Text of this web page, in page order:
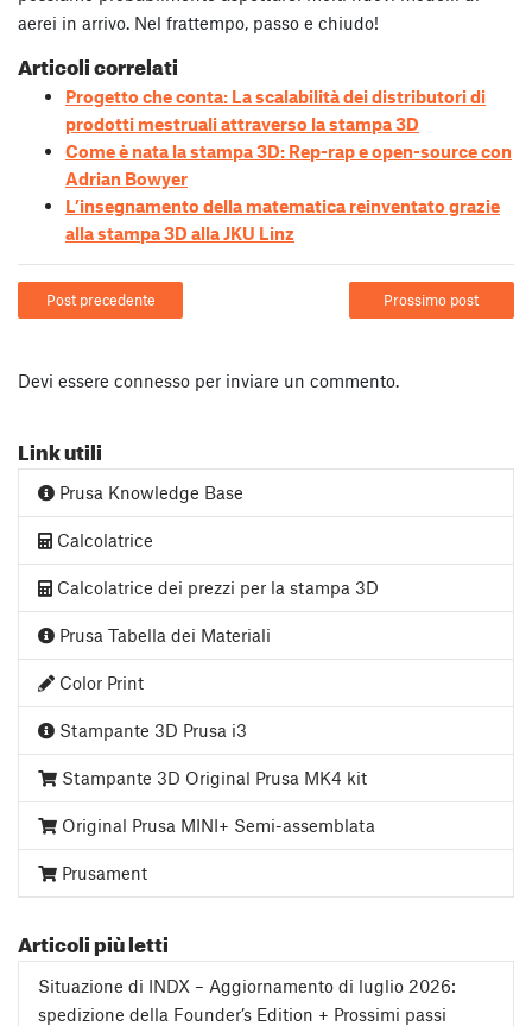
aerei in arrivo. Nel frattempo, passo e chiudo!
Articoli correlati
Progetto che conta: La scalabilità dei distributori di
prodotti mestruali attraverso la stampa 3D
Come è nata la stampa 3D: Rep-rap e open-source con
Adrian Bowyer
L’insegnamento della matematica reinventato grazie
alla stampa 3D alla JKU Linz
Post precedente Prossimo post
Devi essere connesso per inviare un commento.
Link utili
Prusa Knowledge Base
Calcolatrice
Calcolatrice dei prezzi per la stampa 3D
Prusa Tabella dei Materiali
Color Print
Stampante 3D Prusa i3
Stampante 3D Original Prusa MK4 kit
Original Prusa MINI+ Semi-assemblata
Prusament
Articoli più letti
Situazione di INDX – Aggiornamento di luglio 2026:
spedizione della Founder’s Edition + Prossimi passi